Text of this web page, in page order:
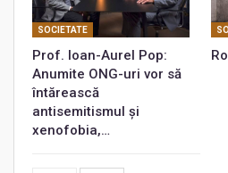
SOCIETATE
Prof. Ioan-Aurel Pop:
Anumite ONG-uri vor să
întărească
antisemitismul și
xenofobia,…